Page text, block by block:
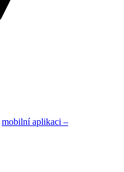
mobilní aplikaci –